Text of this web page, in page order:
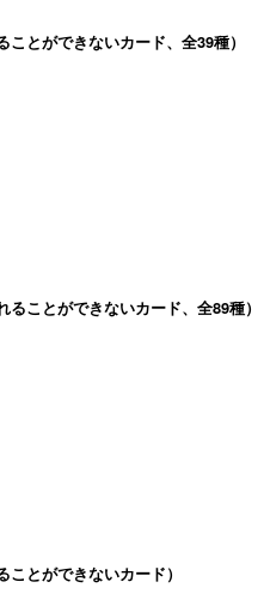
ことができないカード、全39種）
ることができないカード、全89種）
ことができないカード）